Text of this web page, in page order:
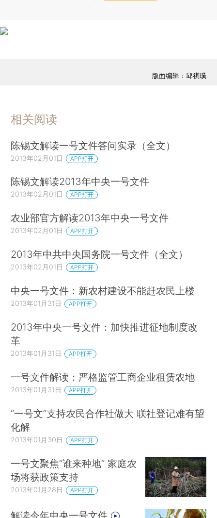
版面编辑：邱祺璞
相关阅读
陈锡文解读一号文件答问实录（全文）
2013年02月01日 APP打开
陈锡文解读2013年中央一号文件
2013年02月01日 APP打开
农业部官方解读2013年中央一号文件
2013年02月01日 APP打开
2013年中共中央国务院一号文件（全文）
2013年02月01日 APP打开
中央一号文件：新农村建设不能赶农民上楼
2013年01月31日 APP打开
2013年中央一号文件：加快推进征地制度改
革
2013年01月31日 APP打开
一号文件解读：严格监管工商企业租赁农地
2013年01月31日 APP打开
“一号文”支持农民合作社做大 联社登记难有望
化解
2013年01月30日 APP打开
一号文聚焦“谁来种地” 家庭农
场将获政策支持
2013年01月28日 APP打开
解读今年中央一号文件